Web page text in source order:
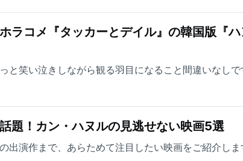
ラコメ『タッカーとデイル』の韓国版『
と笑い泣きしながら観る羽目になること間違いなしで
題！カン・ハヌルの見逃せない映画5選
出演作まで、あらためて注目したい映画をご紹介しま